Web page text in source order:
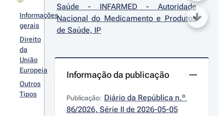
Informações
gerais
Direito
da
União
Europeia
Outros
Tipos
Saúde - INFARMED - Autoridade
Nacional do Medicamento e Produtos
de Saúde, IP
Informação da publicação
Publicação: Diário da República n.º
86/2026, Série II de 2026-05-05